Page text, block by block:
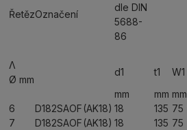
ŘetězOznačení
dle DIN
5688-
86
Λ
Ø mm
d1 t1 W1
mm
mm mm
6
7
D182SAOF
D182SAOF
(AK18)
(AK18)
18
18
135
135
75
75